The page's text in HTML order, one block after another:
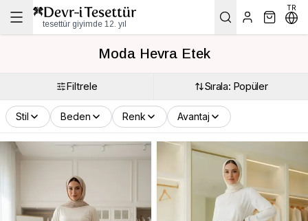
tesettür giyimde 12. yıl
TR
Moda Hevra Etek
Filtrele Sırala: Popüler
Stil Beden Renk Avantaj